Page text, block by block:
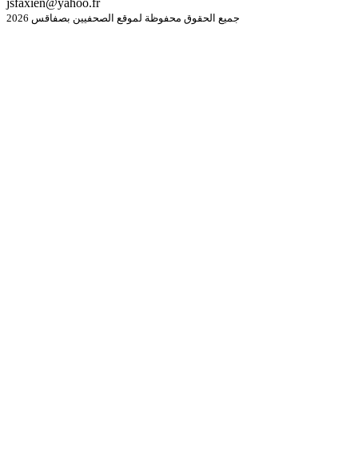
jsfaxien@yahoo.fr
جميع الحقوق محفوظة لموقع الصحفيين بصفاقس 2026